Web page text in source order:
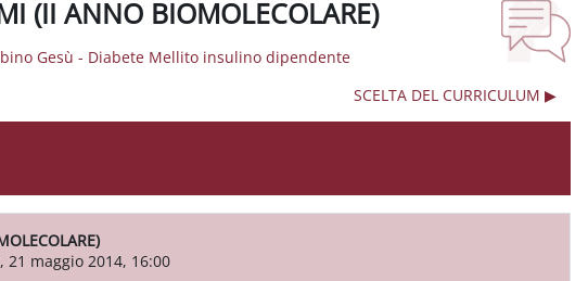
(II ANNO BIOMOLECOLARE)
Gesù - Diabete Mellito insulino dipendente
SCELTA DEL CURRICULUM ▶︎
21 maggio 2014, 16:00